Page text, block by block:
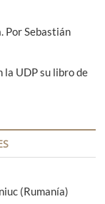
Por Sebastián
la UDP su libro de
(Rumanía)